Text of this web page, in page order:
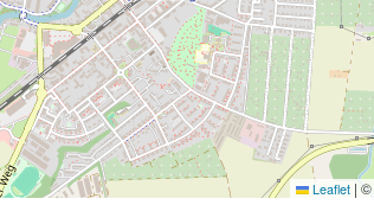
Leaflet | ©